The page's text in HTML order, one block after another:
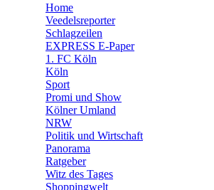
🛒 Shoppingwelt
Home
Veedelsreporter
Schlagzeilen
EXPRESS E-Paper
1. FC Köln
Köln
Sport
Promi und Show
Kölner Umland
NRW
Politik und Wirtschaft
Panorama
Ratgeber
Witz des Tages
Shoppingwelt